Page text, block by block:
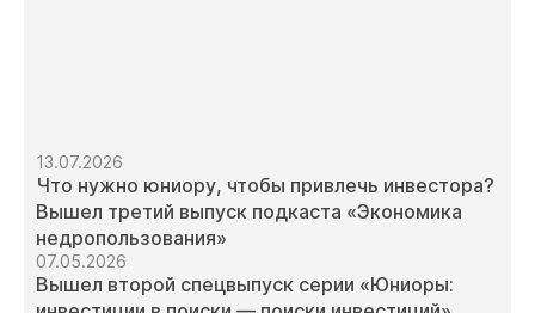
13.07.2026
Что нужно юниору, чтобы привлечь инвестора?
Вышел третий выпуск подкаста «Экономика
недропользования»
07.05.2026
Вышел второй спецвыпуск серии «Юниоры: